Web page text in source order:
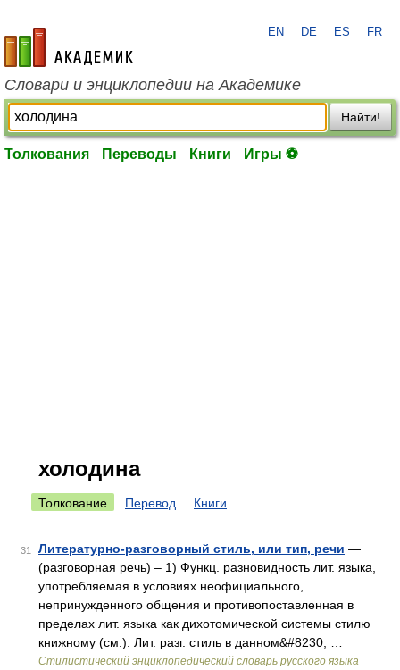
academic.ru
EN DE ES FR
Словари и энциклопедии на Академике
Найти!
Толкования Переводы Книги Игры ⚽
холодина
Толкование Перевод Книги
31 Литературно-разговорный стиль, или тип, речи —
(разговорная речь) – 1) Функц. разновидность лит. языка,
употребляемая в условиях неофициального,
непринужденного общения и противопоставленная в
пределах лит. языка как дихотомической системы стилю
книжному (см.). Лит. разг. стиль в данном&#8230; …
Стилистический энциклопедический словарь русского языка